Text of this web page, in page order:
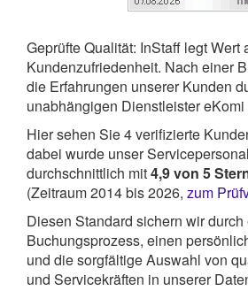
Geprüfte Qualität: InStaff legt Wert
Kundenzufriedenheit. Nach einer
die Erfahrungen unserer Kunden
unabhängigen Dienstleister eKomi
Hier sehen Sie4verifizierte
dabei wurde unser
durchschnittlich mit4,9von 5
(Zeitraum 2014 bis 2026, zum
Diesen Standard sichern wir
Buchungsprozess, einen
und die sorgfältige Auswahl von
und Servicekräften in unserer